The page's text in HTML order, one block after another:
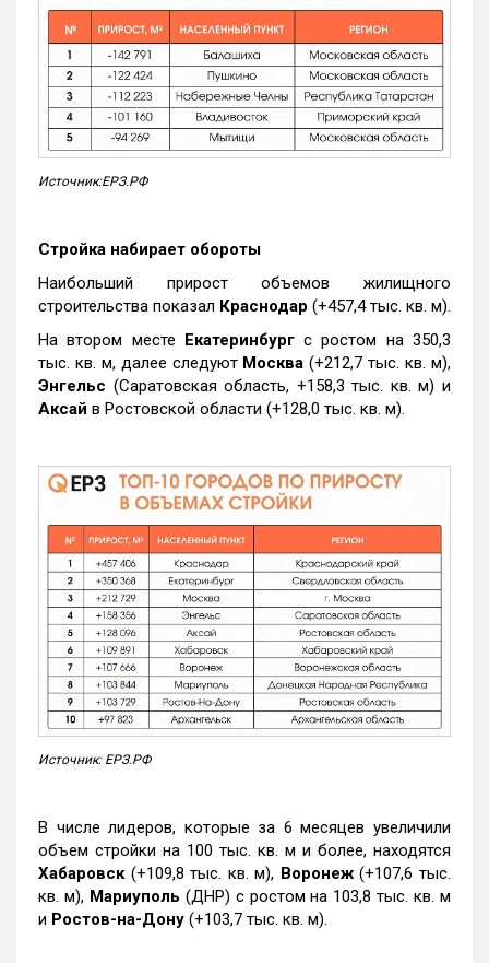
Источник:ЕРЗ.РФ
Стройка набирает обороты
Наибольший прирост объемов жилищного
строительства показал Краснодар (+457,4 тыс. кв. м).
На втором месте Екатеринбургс ростом на 350,3
тыс. кв. м, далее следуют Москва (+212,7 тыс. кв. м),
Энгельс (Саратовская область, +158,3 тыс. кв. м) и
Аксай в Ростовской области (+128,0 тыс. кв. м).
Источник: ЕРЗ.РФ
В числе лидеров, которые за 6 месяцев увеличили
объем стройки на 100 тыс. кв. м и более, находятся
Хабаровск (+109,8 тыс. кв. м), Воронеж(+107,6 тыс.
кв. м), Мариуполь (ДНР) с ростом на 103,8 тыс. кв. м
и Ростов-на-Дону (+103,7 тыс. кв. м).